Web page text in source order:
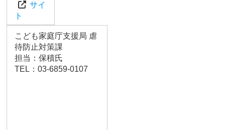
サイ
ト
こども家庭庁支援局 虐
待防止対策課
担当：保積氏
TEL：03-6859-0107